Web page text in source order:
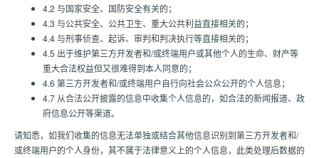
4.2 与国家安全、国防安全有关的；
4.3 与公共安全、公共卫生、重大公共利益直接相关的；
4.4 与刑事侦查、起诉、审判和判决执行等直接相关的；
4.5 出于维护第三方开发者和/或终端用户或其他个人的生命、财产等
重大合法权益但又很难得到本人同意的；
4.6 第三方开发者和/或终端用户自行向社会公众公开的个人信息；
4.7 从合法公开披露的信息中收集个人信息的，如合法的新闻报道、政
府信息公开等渠道。
请知悉，如我们收集的信息无法单独或结合其他信息识别到第三方开发者和/
或终端用户的个人身份，其不属于法律意义上的个人信息，此类处理后数据的